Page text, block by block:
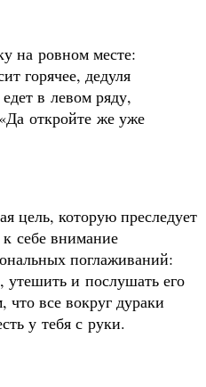
на ровном месте:
горячее, дедуля
в левом ряду,
откройте же уже
цель, которую преследует
себе внимание
поглаживаний:
утешить и послушать его
все вокруг дураки
у тебя с руки.